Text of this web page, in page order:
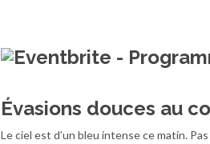
Évasions douces au
Le ciel est d’un bleu intense ce matin.